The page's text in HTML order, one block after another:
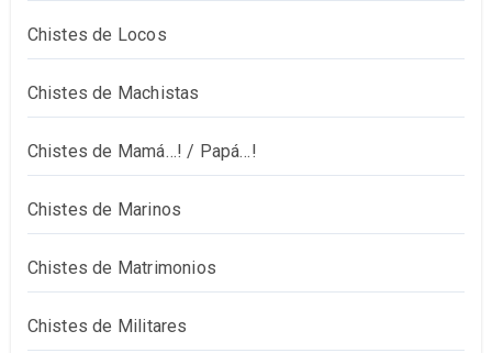
Chistes de Locos
Chistes de Machistas
Chistes de Mamá…! / Papá…!
Chistes de Marinos
Chistes de Matrimonios
Chistes de Militares